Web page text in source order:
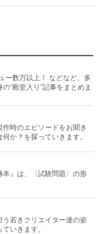
ー数万以上！ などなど。多
“殿堂入り”記事をまとめま
時のエピソードをお聞き
か？を探っていきます。
本』は、〈試験問題〉の形
う若きクリエイター達の姿
いきます。